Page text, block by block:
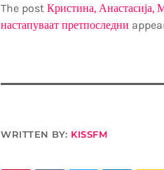
The post Кристина, Анастасија,
настапуваат претпоследни
WRITTEN BY: KISSFM